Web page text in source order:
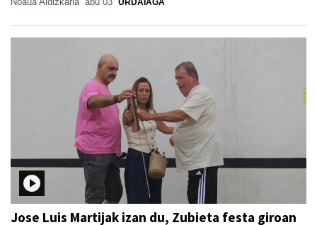
URDAIAGA
Jose Luis Martijak izan du, Zubieta festa giroan